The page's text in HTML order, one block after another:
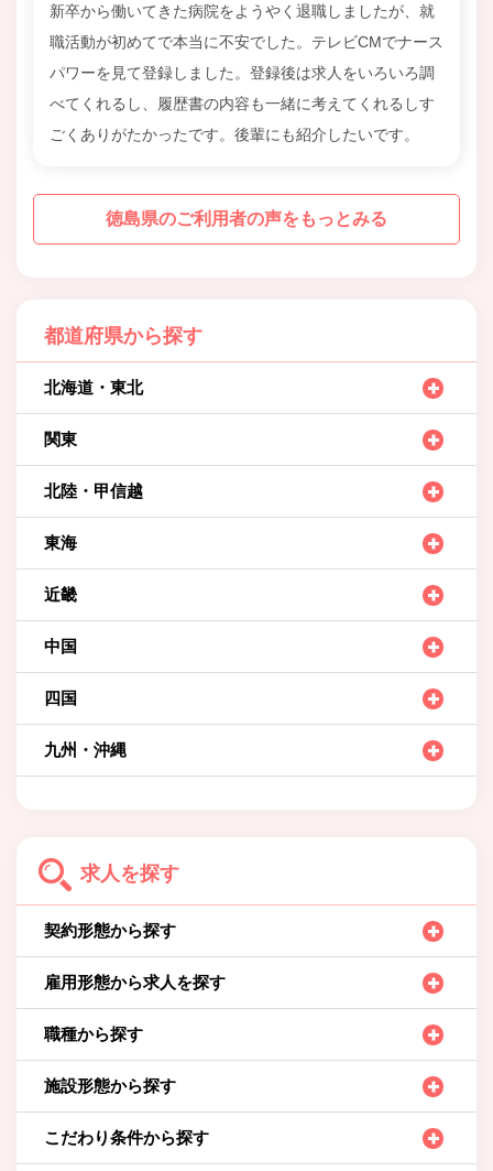
新卒から働いてきた病院をようやく退職しましたが、就
職活動が初めてで本当に不安でした。テレビCMでナース
パワーを見て登録しました。登録後は求人をいろいろ調
べてくれるし、履歴書の内容も一緒に考えてくれるしす
ごくありがたかったです。後輩にも紹介したいです。
徳島県のご利用者の声をもっとみる
都道府県から探す
北海道・東北
関東
北陸・甲信越
東海
近畿
中国
四国
九州・沖縄
求人を探す
契約形態から探す
雇用形態から求人を探す
職種から探す
施設形態から探す
こだわり条件から探す